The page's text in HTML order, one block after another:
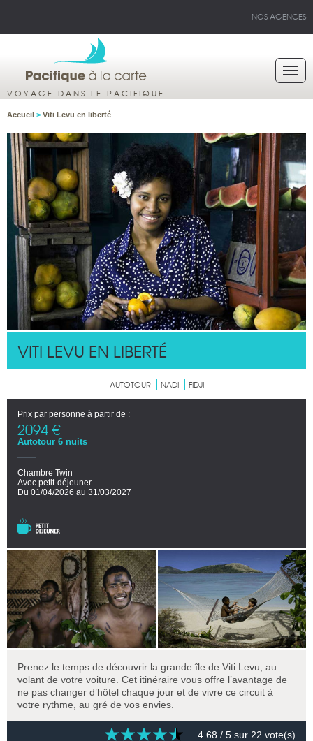
NOS AGENCES
VOYAGE DANS LE PACIFIQUE
Accueil > Viti Levu en liberté
VITI LEVU EN LIBERTÉ
AUTOTOUR NADI FIDJI
Prix par personne à partir de :
2094 €
Autotour 6 nuits
Chambre Twin
Avec petit-déjeuner
Du 01/04/2026 au 31/03/2027
Prenez le temps de découvrir la grande île de Viti Levu, au
volant de votre voiture. Cet itinéraire vous offre l’avantage de
ne pas changer d’hôtel chaque jour et de vivre ce circuit à
votre rythme, au gré de vos envies.
4.68 / 5 sur 22 vote(s)